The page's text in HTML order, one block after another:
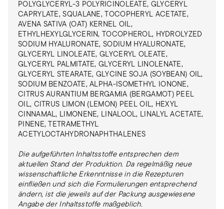
POLYGLYCERYL-3 POLYRICINOLEATE, GLYCERYL
CAPRYLATE, SQUALANE, TOCOPHERYL ACETATE,
AVENA SATIVA (OAT) KERNEL OIL,
ETHYLHEXYLGLYCERIN, TOCOPHEROL, HYDROLYZED
SODIUM HYALURONATE, SODIUM HYALURONATE,
GLYCERYL LINOLEATE, GLYCERYL OLEATE,
GLYCERYL PALMITATE, GLYCERYL LINOLENATE,
GLYCERYL STEARATE, GLYCINE SOJA (SOYBEAN) OIL,
SODIUM BENZOATE, ALPHA-ISOMETHYL IONONE,
CITRUS AURANTIUM BERGAMIA (BERGAMOT) PEEL
OIL, CITRUS LIMON (LEMON) PEEL OIL, HEXYL
CINNAMAL, LIMONENE, LINALOOL, LINALYL ACETATE,
PINENE, TETRAMETHYL
ACETYLOCTAHYDRONAPHTHALENES
Die aufgeführten Inhaltsstoffe entsprechen dem
aktuellen Stand der Produktion. Da regelmäßig neue
wissenschaftliche Erkenntnisse in die Rezepturen
einfließen und sich die Formulierungen entsprechend
ändern, ist die jeweils auf der Packung ausgewiesene
Angabe der Inhaltsstoffe maßgeblich.